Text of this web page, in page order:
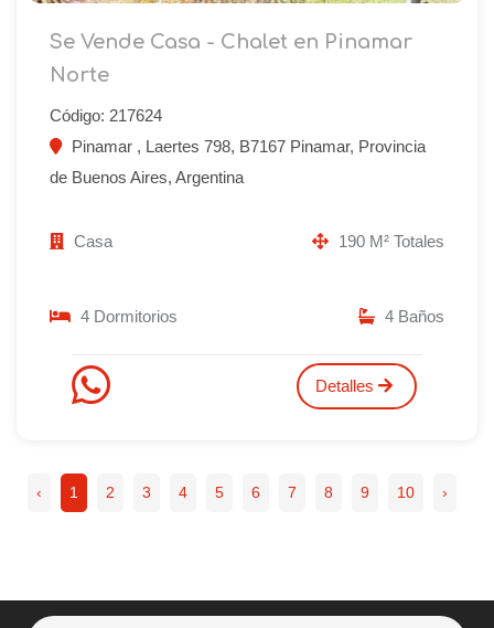
Se Vende Casa - Chalet en Pinamar
Norte
Código: 217624
Pinamar , Laertes 798, B7167 Pinamar, Provincia
de Buenos Aires, Argentina
Casa 190 M² Totales
4 Dormitorios 4 Baños
Detalles
‹ 1 2 3 4 5 6 7 8 9 10 ›